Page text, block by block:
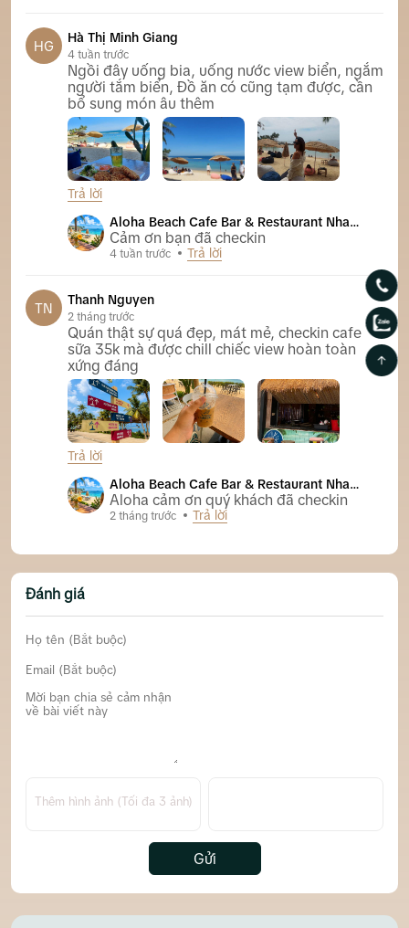
HG
Hà Thị Minh Giang
4 tuần trước
Ngồi đây uống bia, uống nước view biển, ngắm
người tắm biển, Đồ ăn có cũng tạm được, cần
bổ sung món âu thêm
Trả lời
Aloha Beach Cafe Bar & Restaurant Nha
Trang
Cảm ơn bạn đã checkin
4 tuần trước Trả lời
TN
Thanh Nguyen
2 tháng trước
Quán thật sự quá đẹp, mát mẻ, checkin cafe
sữa 35k mà được chill chiếc view hoàn toàn
xứng đáng
Trả lời
Aloha Beach Cafe Bar & Restaurant Nha
Trang
Aloha cảm ơn quý khách đã checkin
2 tháng trước Trả lời
Đánh giá
Thêm hình ảnh (Tối đa 3 ảnh)
Gửi